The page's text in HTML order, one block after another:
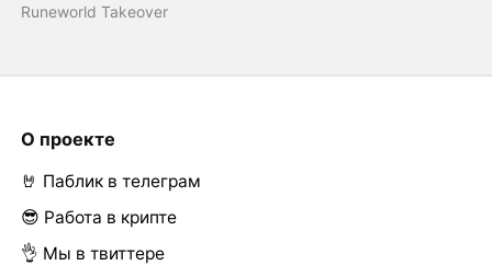
Runeworld Takeover
О проекте
🤘 Паблик в телеграм
😎 Работа в крипте
👌 Мы в твиттере